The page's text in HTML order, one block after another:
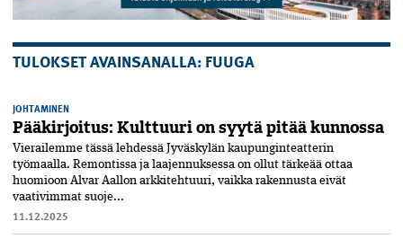
TULOKSET AVAINSANALLA: FUUGA
JOHTAMINEN
Pääkirjoitus: Kulttuuri on syytä pitää kunnossa
Vierailemme tässä lehdessä Jyväs­kylän kaupunginteatterin
työmaalla. Remontissa ja laajennuksessa on ollut tärkeää ottaa
huomioon Alvar Aallon arkki­tehtuuri, vaikka rakennusta eivät
vaativimmat suoje...
11.12.2025